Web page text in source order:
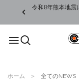
令和8年熊本地
ホーム 全てのNEWS